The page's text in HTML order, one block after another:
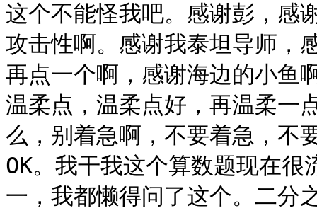
这个不能怪我吧。感谢彭，感
攻击性啊。感谢我泰坦导师，
再点一个啊，感谢海边的小鱼
温柔点，温柔点好，再温柔一
么，别着急啊，不要着急，不
OK。我干我这个算数题现在
一，我都懒得问了这个。二分